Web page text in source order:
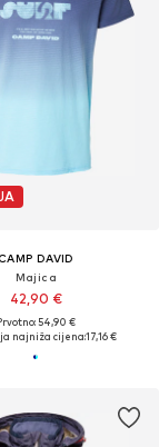
DAVID
Majica
42,90 €
54,90 €
najniža cijena:17,16 €